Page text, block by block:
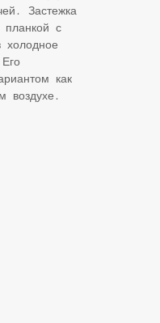
Застежка
планкой с
холодное
как
воздухе.